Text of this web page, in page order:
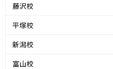
藤沢校
平塚校
新潟校
富山校